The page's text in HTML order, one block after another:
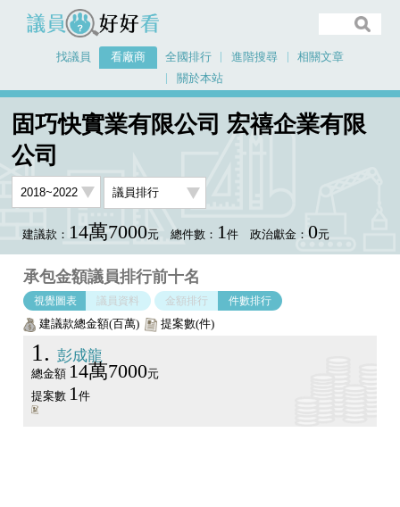
議員好好看
找議員 看廠商 全國排行 進階搜尋
相關文章
關於本站
固巧快實業有限公司 宏禧企業有限公司
固巧快實業有限公司 宏禧企業有限
公司
建議款： 14萬7000元 總件數： 1件 政治獻金： 0元
承包金額議員排行前十名
視覺圖表 議員資料 金額排行 件數排行
建議款總金額(百萬) 提案數(件)
1 彭成龍
總金額 14萬7000元
提案數 1 件